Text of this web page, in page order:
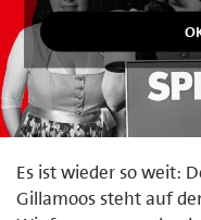
Es ist wieder so weit:
Gillamoos steht auf